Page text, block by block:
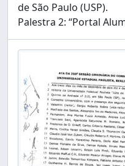
de São Paulo (USP).
Palestra 2: “Portal